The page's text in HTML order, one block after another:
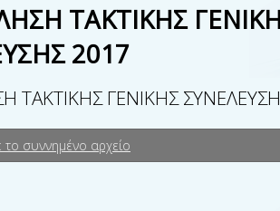
ΤΑΚΤΙΚΗΣ
2017
ΤΑΚΤΙΚΗΣ ΓΕΝΙΚΗΣ
το συννημένο αρχείο